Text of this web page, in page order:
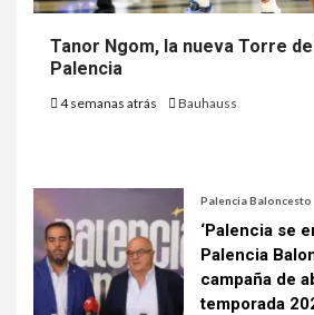
Tanor Ngom, la nueva Torre
Palencia
4 semanas atrás Bauhauss
Palencia Baloncesto
‘Palencia se
Palencia
campaña de
temporada